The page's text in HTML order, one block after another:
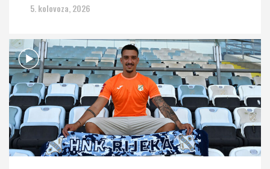
5. kolovoza, 2026